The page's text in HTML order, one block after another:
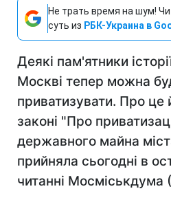
Не трать время на шум!
суть из РБК-Украина в
Деякі пам'ятники
Москві тепер можна
приватизувати. Про це
законі "Про
державного майна
прийняла сьогодні в
читанні